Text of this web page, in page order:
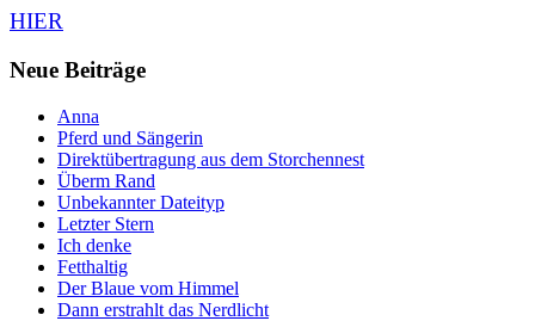
HIER
Neue Beiträge
Anna
Pferd und Sängerin
Direktübertragung aus dem Storchennest
Überm Rand
Unbekannter Dateityp
Letzter Stern
Ich denke
Fetthaltig
Der Blaue vom Himmel
Dann erstrahlt das Nerdlicht